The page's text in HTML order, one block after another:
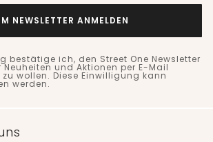
NEWSLETTER ANMELDEN
bestätige ich, den Street One Newsletter
und Aktionen per E-Mail
wollen. Diese Einwilligung kann
werden.